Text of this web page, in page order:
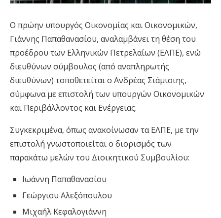
Ο πρώην υπουργός Οικονομίας και Οικονομικών,
Γιάννης Παπαθανασίου, αναλαμβάνει τη θέση του
προέδρου των Ελληνικών Πετρελαίων (ΕΛΠΕ), ενώ
διευθύνων σύμβουλος (από αναπληρωτής
διευθύνων) τοποθετείται ο Ανδρέας Σιάμισιης,
σύμφωνα με επιστολή των υπουργών Οικονομικών
και Περιβάλλοντος και Ενέργειας.
Συγκεκριμένα, όπως ανακοίνωσαν τα ΕΛΠΕ, με την
επιστολή γνωστοποιείται ο διορισμός των
παρακάτω μελών του Διοικητικού Συμβουλίου:
Ιωάννη Παπαθανασίου
Γεώργιου Αλεξόπουλου
Μιχαήλ Κεφαλογιάννη